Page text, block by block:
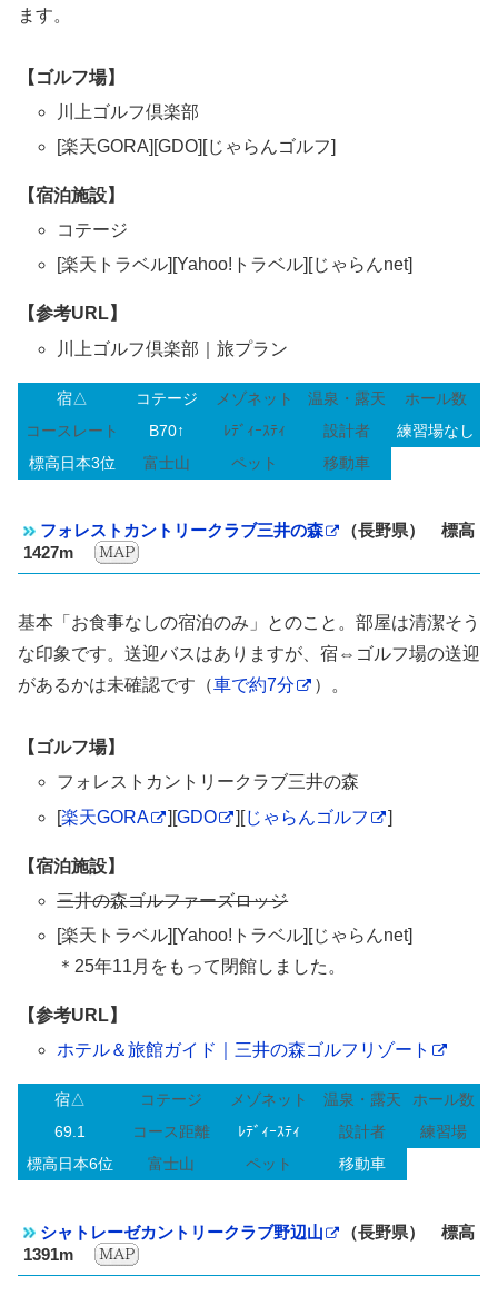
ます。
【ゴルフ場】
川上ゴルフ倶楽部
[楽天GORA][GDO][じゃらんゴルフ]
【宿泊施設】
コテージ
[楽天トラベル][Yahoo!トラベル][じゃらんnet]
【参考URL】
川上ゴルフ倶楽部｜旅プラン
宿△ コテージ メゾネット 温泉・露天
ホール数
コースレート
B70↑ ﾚﾃﾞｨｰｽﾃｨ 設計者
練習場なし
標高日本3位
富士山 ペット 移動車
フォレストカントリークラブ三井の森
（長野県） 標高
1427m
基本「お食事なしの宿泊のみ」とのこと。部屋は清潔そう
な印象です。送迎バスはありますが、宿⇔ゴルフ場の送迎
があるかは未確認です（車で約7分 ）。
【ゴルフ場】
フォレストカントリークラブ三井の森
[楽天GORA ][GDO ][じゃらんゴルフ ]
【宿泊施設】
三井の森ゴルファーズロッジ
[楽天トラベル][Yahoo!トラベル][じゃらんnet]
＊25年11月をもって閉館しました。
【参考URL】
ホテル＆旅館ガイド｜三井の森ゴルフリゾート
宿△ コテージ メゾネット 温泉・露天
ホール数
69.1
コース距離 ﾚﾃﾞｨｰｽﾃｨ 設計者
練習場
標高日本6位
富士山 ペット 移動車
シャトレーゼカントリークラブ野辺山
（長野県） 標高
1391m